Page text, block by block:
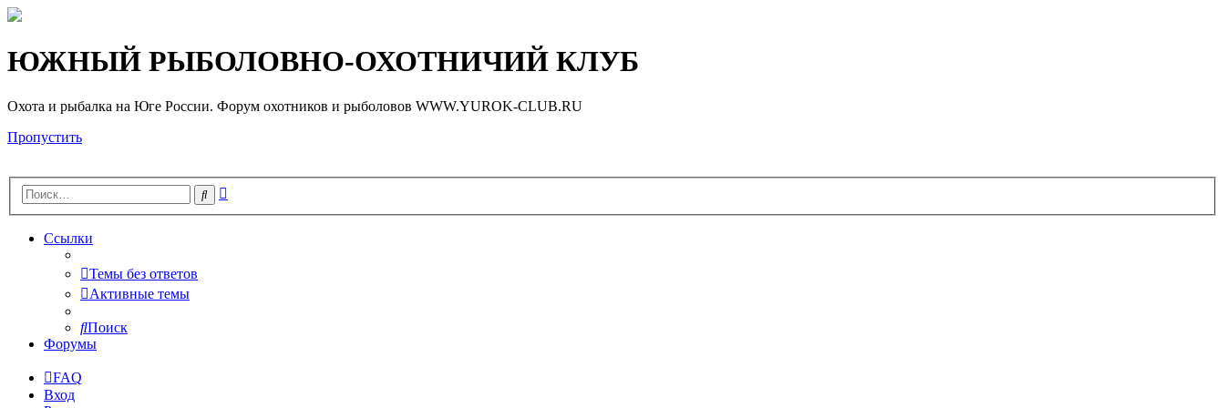
Регистрация
ЮЖНЫЙ РЫБОЛОВНО-ОХОТНИЧИЙ КЛУБ
Охота и рыбалка на Юге России. Форум охотников и рыболовов WWW.YUROK-CLUB.RU
Пропустить
Поиск
Ссылки
Темы без ответов
Активные темы
Поиск
Форумы
FAQ
Вход